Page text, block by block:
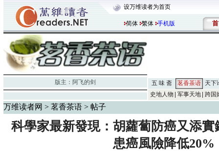
设万维读者为首页
简体 繁体 手机版 首
版主： 阿飞的剑 五 味 斋 茗香茶语
天下
史地人物
军事天地 跨国
万维读者网 > 茗香茶语 > 帖子
科學家最新發現：胡蘿蔔防癌又添
患癌風險降低20%